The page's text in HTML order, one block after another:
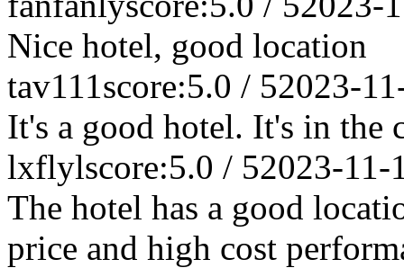
Nice hotel, good location
tav111score:5.0 / 52023-
It's a good hotel. It's in the
lxflylscore:5.0 / 52023-11-
The hotel has a good
price and high cost